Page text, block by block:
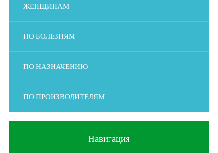
ЖЕНЩИНАМ
ПО БОЛЕЗНЯМ
ПО НАЗНАЧЕНИЮ
ПО ПРОИЗВОДИТЕЛЯМ
Навигация